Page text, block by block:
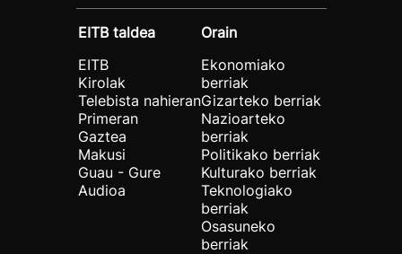
EITB taldea
EITB
Kirolak
Telebista nahieran
Primeran
Gaztea
Makusi
Guau - Gure
Audioa
Orain
Ekonomiako
berriak
Gizarteko berriak
Nazioarteko
berriak
Politikako berriak
Kulturako berriak
Teknologiako
berriak
Osasuneko
berriak